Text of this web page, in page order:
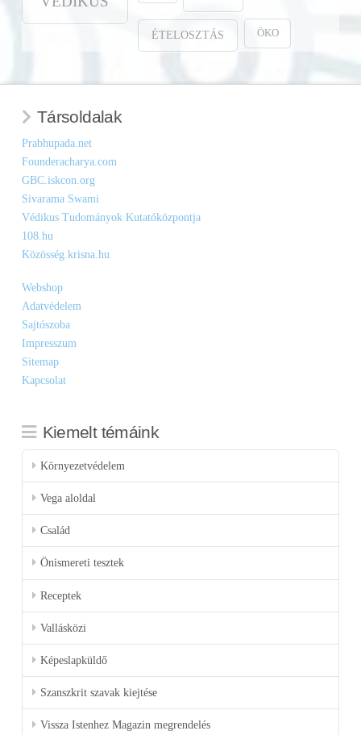
ÉTELOSZTÁS ÖKO
Társoldalak
Prabhupada.net
Founderacharya.com
GBC.iskcon.org
Sivarama Swami
Védikus Tudományok Kutatóközpontja
108.hu
Közösség.krisna.hu
Webshop
Adatvédelem
Sajtószoba
Impresszum
Sitemap
Kapcsolat
Kiemelt témáink
Környezetvédelem
Vega aloldal
Család
Önismereti tesztek
Receptek
Vallásközi
Képeslapküldő
Szanszkrit szavak kiejtése
Vissza Istenhez Magazin megrendelés